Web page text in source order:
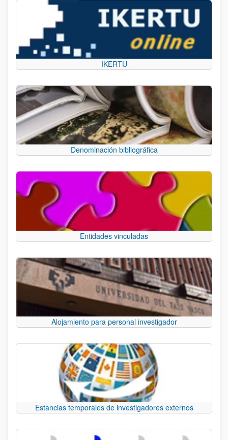
IKERTU
Denominación bibliográfica
Entidades vinculadas
Alojamiento para personal investigador
Estancias temporales de investigadores externos